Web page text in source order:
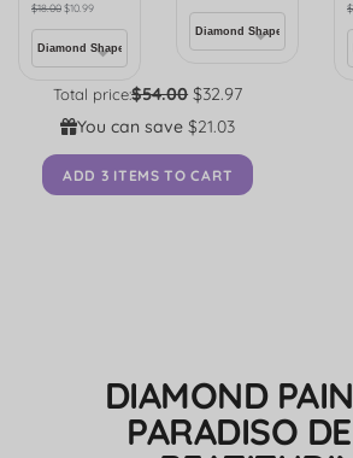
$18.00$10.99
$
Total price:$54.00 $32.97
You can save$21.03
ADD 3 ITEMS TO CART
DIAMOND
PARADISO